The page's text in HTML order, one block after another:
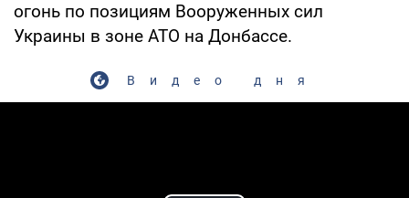
огонь по позициям Вооруженных сил
Украины в зоне АТО на Донбассе.
Видео дня